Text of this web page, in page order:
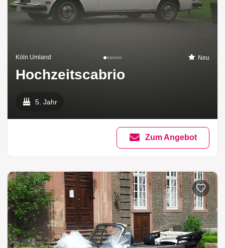
Köln Umland Neu
Hochzeitscabrio
5. Jahr
Zum Angebot